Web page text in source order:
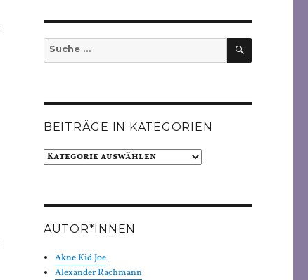
Suche
nach:
SUCHEN
BEITRÄGE IN KATEGORIEN
Beiträge
AUTOR*INNEN
Akne Kid Joe
Alexander Rachmann